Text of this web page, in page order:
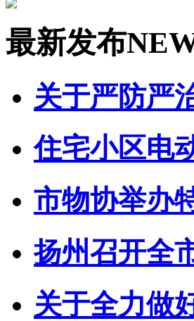
最新发布
关于严防严
住宅小区电
市物协举办
扬州召开全
关于全力做